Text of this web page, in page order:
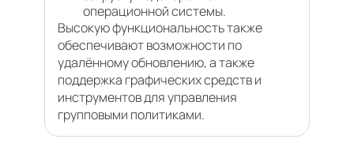
операционной системы.
Высокую функциональность также
обеспечивают возможности по
удалённому обновлению, а также
поддержка графических средств и
инструментов для управления
групповыми политиками.